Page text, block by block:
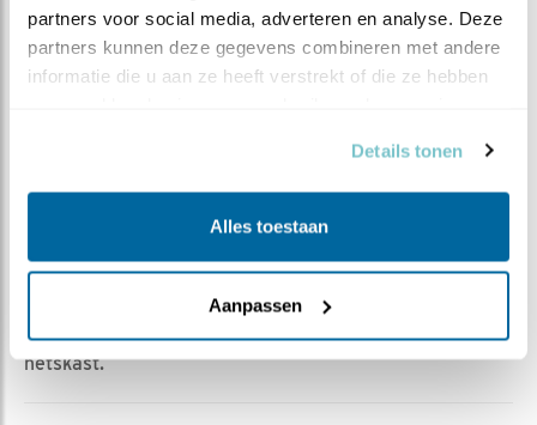
partners voor social media, adverteren en analyse. Deze
partners kunnen deze gegevens combineren met andere
informatie die u aan ze heeft verstrekt of die ze hebben
Details tonen
Alles toestaan
Aanpassen
leuk
jonge steenuilen.
Ondanks de maximumtemperatuur van ruim 30 graden
op 25 juni zijn de steenuilen veel aanwezig in de
netskast.